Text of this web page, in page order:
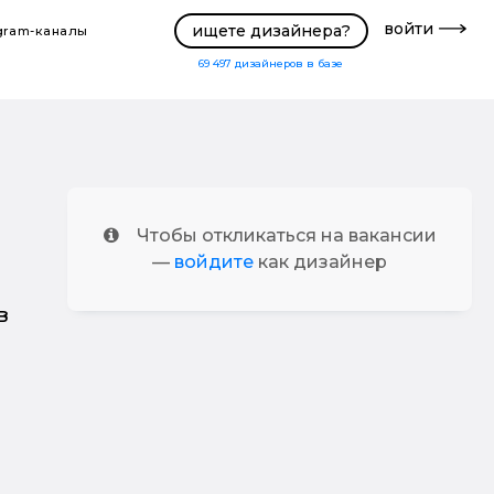
каналы ищете дизайнера?
69 497 дизайнеров в базе
войти
Чтобы откликаться на вакансии
— войдите как дизайнер